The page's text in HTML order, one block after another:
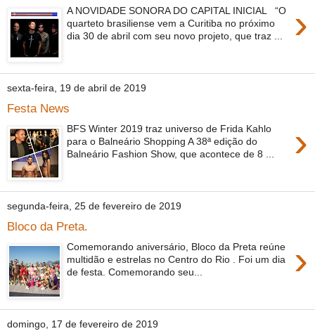
›
A NOVIDADE SONORA DO CAPITAL INICIAL “O
quarteto brasiliense vem a Curitiba no próximo
dia 30 de abril com seu novo projeto, que traz ...
sexta-feira, 19 de abril de 2019
Festa News
›
BFS Winter 2019 traz universo de Frida Kahlo
para o Balneário Shopping A 38ª edição do
Balneário Fashion Show, que acontece de 8 ...
segunda-feira, 25 de fevereiro de 2019
Bloco da Preta.
›
Comemorando aniversário, Bloco da Preta reúne
multidão e estrelas no Centro do Rio . Foi um dia
de festa. Comemorando seu...
domingo, 17 de fevereiro de 2019